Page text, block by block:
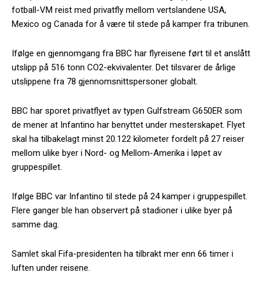
fotball-VM reist med privatfly mellom vertslandene USA,
Mexico og Canada for å være til stede på kamper fra tribunen.
Ifølge en gjennomgang fra BBC har flyreisene ført til et anslått
utslipp på 516 tonn CO2-ekvivalenter. Det tilsvarer de årlige
utslippene fra 78 gjennomsnittspersoner globalt.
BBC har sporet privatflyet av typen Gulfstream G650ER som
de mener at Infantino har benyttet under mesterskapet. Flyet
skal ha tilbakelagt minst 20.122 kilometer fordelt på 27 reiser
mellom ulike byer i Nord- og Mellom-Amerika i løpet av
gruppespillet.
Ifølge BBC var Infantino til stede på 24 kamper i gruppespillet.
Flere ganger ble han observert på stadioner i ulike byer på
samme dag.
Samlet skal Fifa-presidenten ha tilbrakt mer enn 66 timer i
luften under reisene.